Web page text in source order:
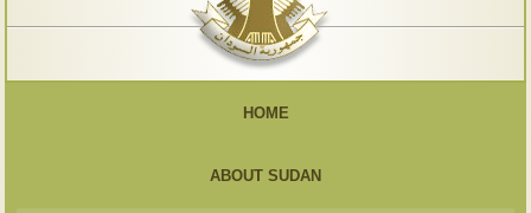
HOME
ABOUT SUDAN